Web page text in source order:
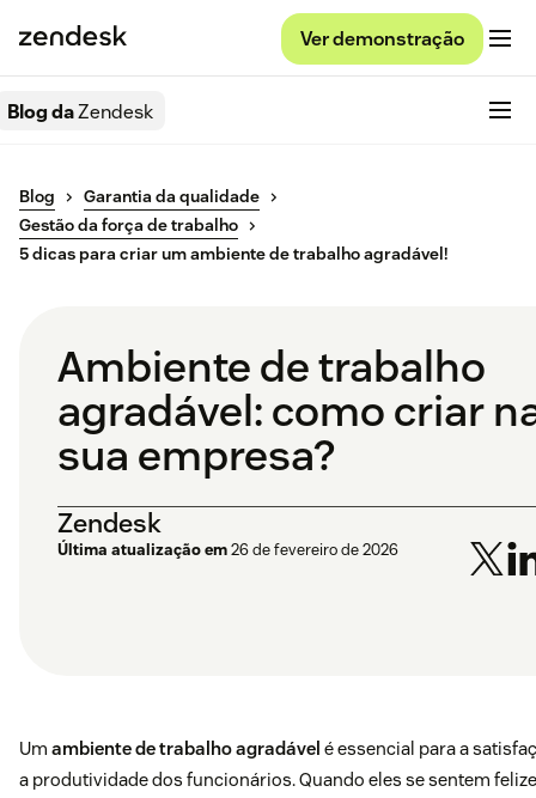
Ver demonstração
Blog daZendesk
Blog
Garantia da qualidade
Gestão da força de trabalho
5 dicas para criar um ambiente de trabalho agradável!
Ambiente de trabalho
agradável: como criar
sua empresa?
Zendesk
Última atualização em26 de fevereiro de 2026
Um ambiente de trabalho agradável é essencial para a
a produtividade dos funcionários. Quando eles se sentem